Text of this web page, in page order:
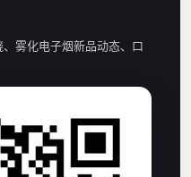
雾化电子烟新品动态、口